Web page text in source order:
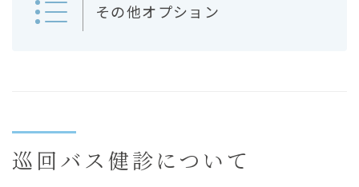
その他オプション
巡回バス健診について